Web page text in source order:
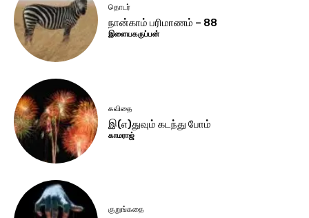
தொடர்
நான்காம் பரிமாணம் – 88
இளையகருப்பன்
கவிதை
இ(எ)துவும் கடந்து போம்
காமராஜ்
குறுங்கதை